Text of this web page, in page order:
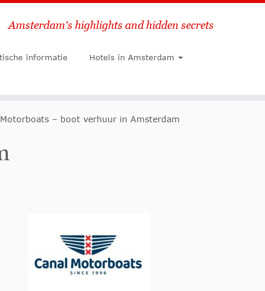
Zoeken
Amsterdam's highlights and hidden secrets
informatie Hotels in Amsterdam
– boot verhuur in Amsterdam